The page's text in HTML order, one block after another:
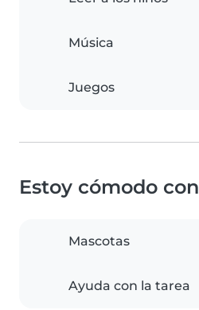
Música
Juegos
Estoy cómodo con
Mascotas
Ayuda con la tarea